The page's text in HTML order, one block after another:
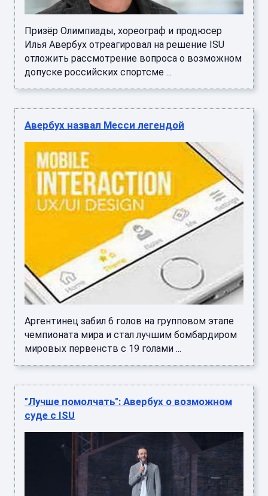
Призёр Олимпиады, хореограф и продюсер
Илья Авербух отреагировал на решение ISU
отложить рассмотрение вопроса о возможном
допуске российских спортсме ...
Авербух назвал Месси легендой
Аргентинец забил 6 голов на групповом этапе
чемпионата мира и стал лучшим бомбардиром
мировых первенств с 19 голами ...
"Лучше помолчать": Авербух о возможном
суде с ISU